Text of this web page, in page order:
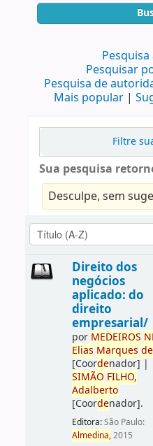
Pesquisar
Pesquisa de
Mais popular
Filtre
Sua pesquisa
Desculpe, sem
Direito dos
negócios
aplicado: do
direito
empresarial/
por MEDEIROS
Elias Marques de
[Coordenador] |
SIMÃO FILHO,
Adalberto
[Coordenador].
Editora:São Paulo:
Almedina,2015